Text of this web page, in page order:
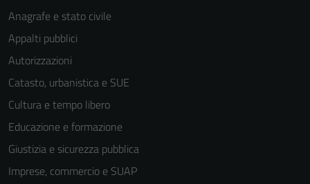
Anagrafe e stato civile
Appalti pubblici
Autorizzazioni
Catasto, urbanistica e SUE
Cultura e tempo libero
Educazione e formazione
Giustizia e sicurezza pubblica
Imprese, commercio e SUAP